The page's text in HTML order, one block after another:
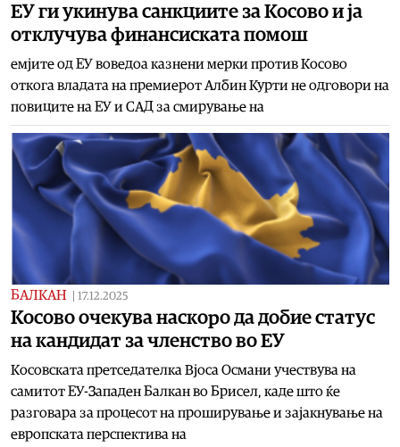
ЕУ ги укинува санкциите за Косово и ја
отклучува финансиската помош
емјите од ЕУ воведоа казнени мерки против Косово
откога владата на премиерот Албин Курти не одговори на
повиците на ЕУ и САД за смирување на
БАЛКАН 17.12.2025
Косово очекува наскоро да добие статус
на кандидат за членство во ЕУ
Косовската претседателка Вјоса Османи учествува на
самитот ЕУ-Западен Балкан во Брисел, каде што ќе
разговара за процесот на проширување и зајакнување на
европската перспектива на